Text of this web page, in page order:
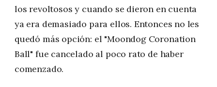
los revoltosos y cuando se dieron en cuenta
ya era demasiado para ellos. Entonces no les
quedó más opción: el "Moondog Coronation
Ball" fue cancelado al poco rato de haber
comenzado.